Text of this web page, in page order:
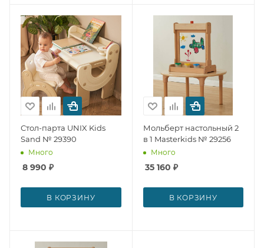
Стол-парта UNIX Kids
Sand № 29390
Много
8 990 ₽
В КОРЗИНУ
Мольберт настольный 2
в 1 Masterkids № 29256
Много
35 160 ₽
В КОРЗИНУ